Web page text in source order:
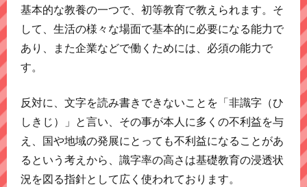
基本的な教養の一つで、初等教育で教えられます。そ
して、生活の様々な場面で基本的に必要になる能力で
あり、また企業などで働くためには、必須の能力で
す。
反対に、文字を読み書きできないことを「非識字（ひ
しきじ）」と言い、その事が本人に多くの不利益を与
え、国や地域の発展にとっても不利益になることがあ
るという考えから、識字率の高さは基礎教育の浸透状
況を図る指針として広く使われております。